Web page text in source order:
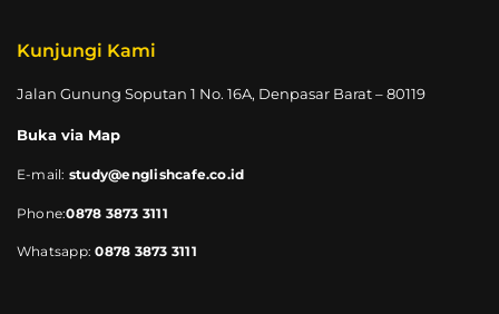
Kunjungi Kami
Jalan Gunung Soputan 1 No. 16A, Denpasar Barat – 80119
Buka via Map
E-mail: study@englishcafe.co.id
Phone:0878 3873 3111
Whatsapp:0878 3873 3111